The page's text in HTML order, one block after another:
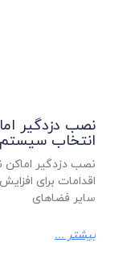
نصب دزدگیر
انتخاب سیستم
نصب دزدگیر اماکن
اقدامات برای
سایر فضاهای
بیشتر ...